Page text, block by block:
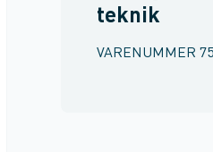
teknik
VARENUMMER